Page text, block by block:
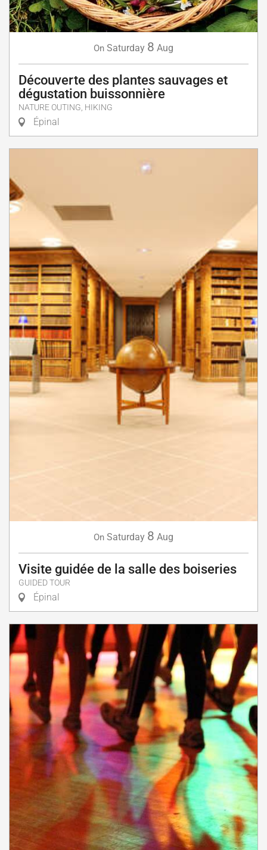
On Saturday 8 Aug
Découverte des plantes sauvages et
dégustation buissonnière
NATURE OUTING, HIKING
Épinal
On Saturday 8 Aug
Visite guidée de la salle des boiseries
GUIDED TOUR
Épinal